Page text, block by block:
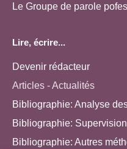
Le Groupe de parole
Lire, écrire...
Devenir rédacteur
Articles - Actualités
Bibliographie: Analyse
Bibliographie: Supervision
Bibliographie: Autres